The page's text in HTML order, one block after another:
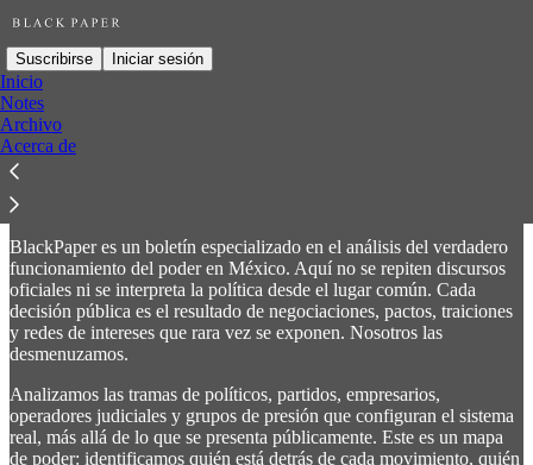
Suscribirse Iniciar sesión
Inicio
Notes
Archivo
Acerca de
BlackPaper
Inteligencia Política Cruda de México
BlackPaper es un boletín especializado en el análisis del verdadero
funcionamiento del poder en México. Aquí no se repiten discursos
oficiales ni se interpreta la política desde el lugar común. Cada
decisión pública es el resultado de negociaciones, pactos, traiciones
y redes de intereses que rara vez se exponen. Nosotros las
desmenuzamos.
Analizamos las tramas de políticos, partidos, empresarios,
operadores judiciales y grupos de presión que configuran el sistema
real, más allá de lo que se presenta públicamente. Este es un mapa
de poder: identificamos quién está detrás de cada movimiento, quién